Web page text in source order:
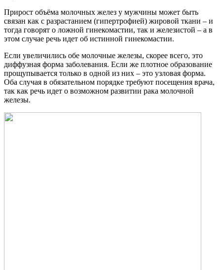
Прирост объёма молочных желез у мужчины может быть
связан как с разрастанием (гипертрофией) жировой ткани – и
тогда говорят о ложной гинекомастии, так и железистой – а в
этом случае речь идет об истинной гинекомастии.
Если увеличились обе молочные железы, скорее всего, это
диффузная форма заболевания. Если же плотное образование
прощупывается только в одной из них – это узловая форма.
Оба случая в обязательном порядке требуют посещения врача,
так как речь идет о возможном развитии рака молочной
железы.